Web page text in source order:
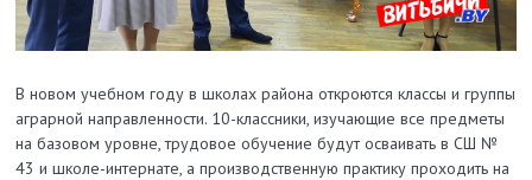
В новом учебном году в школах района откроются классы и группы
аграрной направленности. 10-классники, изучающие все предметы
на базовом уровне, трудовое обучение будут осваивать в СШ №
43 и школе-интернате, а производственную практику проходить на